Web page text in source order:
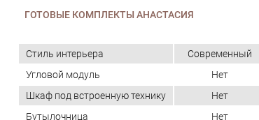
ГОТОВЫЕ КОМПЛЕКТЫ АНАСТАСИЯ
Стиль интерьера
Современный
Угловой модуль
Нет
Шкаф под встроенную технику
Нет
Бутылочница
Нет